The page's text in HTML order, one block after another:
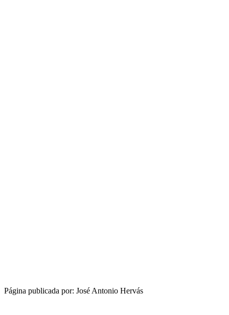
Página publicada por: José Antonio Hervás